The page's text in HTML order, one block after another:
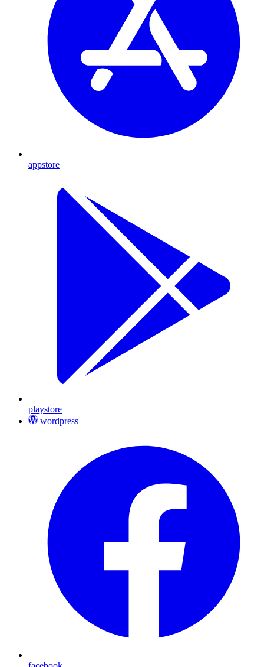
appstore
playstore
wordpress